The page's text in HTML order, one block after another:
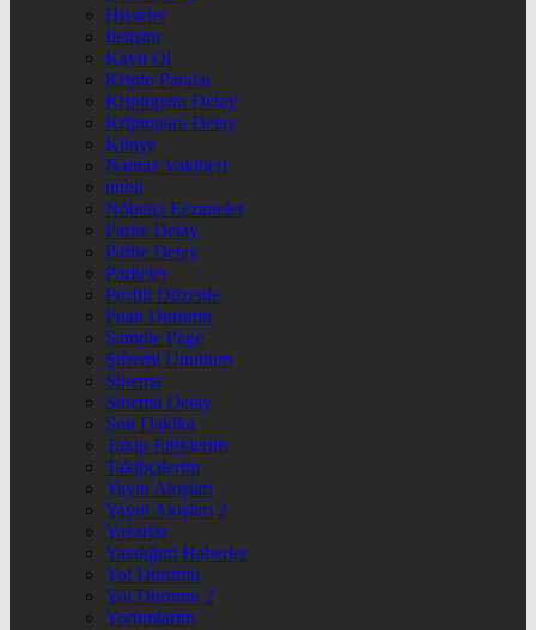
Hisseler
İletişim
Kayıt Ol
Kripto Paralar
Kriptopara Detay
Kriptopara Detay
Künye
Namaz Vakitleri
nnbil
Nöbetçi Eczaneler
Parite Detay
Parite Detay
Pariteler
Profili Düzenle
Puan Durumu
Sample Page
Şifremi Unuttum
Sinema
Sinema Detay
Son Dakika
Takip Ettiklerim
Takipçilerim
Yayın Akışları
Yayın Akışları 2
Yazarlar
Yazdığım Haberler
Yol Durumu
Yol Durumu 2
Yorumlarım